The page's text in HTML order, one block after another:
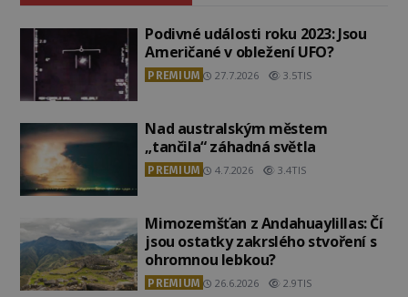
Podivné události roku 2023: Jsou
Američané v obležení UFO?
PREMIUM 27.7.2026 3.5TIS
Nad australským městem
„tančila“ záhadná světla
PREMIUM 4.7.2026 3.4TIS
Mimozemšťan z Andahuaylillas: Čí
jsou ostatky zakrslého stvoření s
ohromnou lebkou?
PREMIUM 26.6.2026 2.9TIS